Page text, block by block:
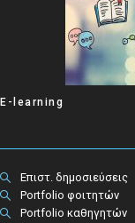
E-learning
Επιστ. δημοσιεύσεις
Portfolio φοιτητών
Portfolio καθηγητών